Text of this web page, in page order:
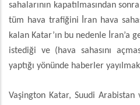
sahalarının kapatılmasından
tüm hava trafiğini İran hava
kalan Katar’ın bu nedenle İran’a
istediği ve (hava sahasını
yaptığı yönünde haberler
Vaşington Katar, Suudi Arabistan